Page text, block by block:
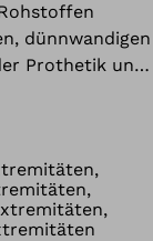
dünnwandigen
Prothetik und